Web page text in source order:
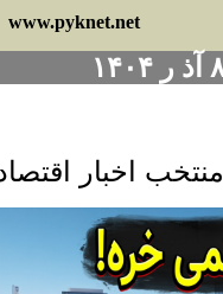
www.pyknet.net
منتخب اخبار